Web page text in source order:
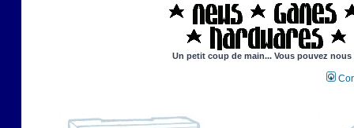
Un petit coup de main... Vous pouvez